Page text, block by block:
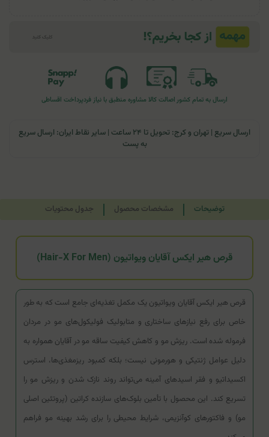
ارسال به تمام کشوراصالت کالا مشاوره منطبق با نیاز فردپرداخت اقساطی
ارسال سریع | تهران و کرج: تحویل تا ۲۴ ساعت | سایر نقاط ایران: ارسال سریع
به پست
توضیحات مشخصات محصول جدول محتویات
قرص هیر ایکس آقایان ویواتیون (Hair-X For Men)
قرص هیر ایکس آقایان ویواتیون یک مکمل تغذیه‌ای جامع است که به طور
خاص برای رفع نیازهای ساختاری و متابولیک فولیکول‌های مو در مردان
فرموله شده است. ریزش مو و کاهش کیفیت ساقه مو در آقایان همواره به
دلیل عوامل ژنتیکی و هورمونی نیست؛ بلکه کمبود ریزمغذی‌ها، استرس
اکسیداتیو و فقر اسیدهای آمینه می‌تواند روند نازک شدن و ریزش مو را
تسریع کند. این محصول با تأمین بلوک‌های سازنده کراتین (پروتئین اصلی
مو) و فاکتورهای کوآنزیمی، شرایط محیطی را برای رشد بهینه مو فراهم